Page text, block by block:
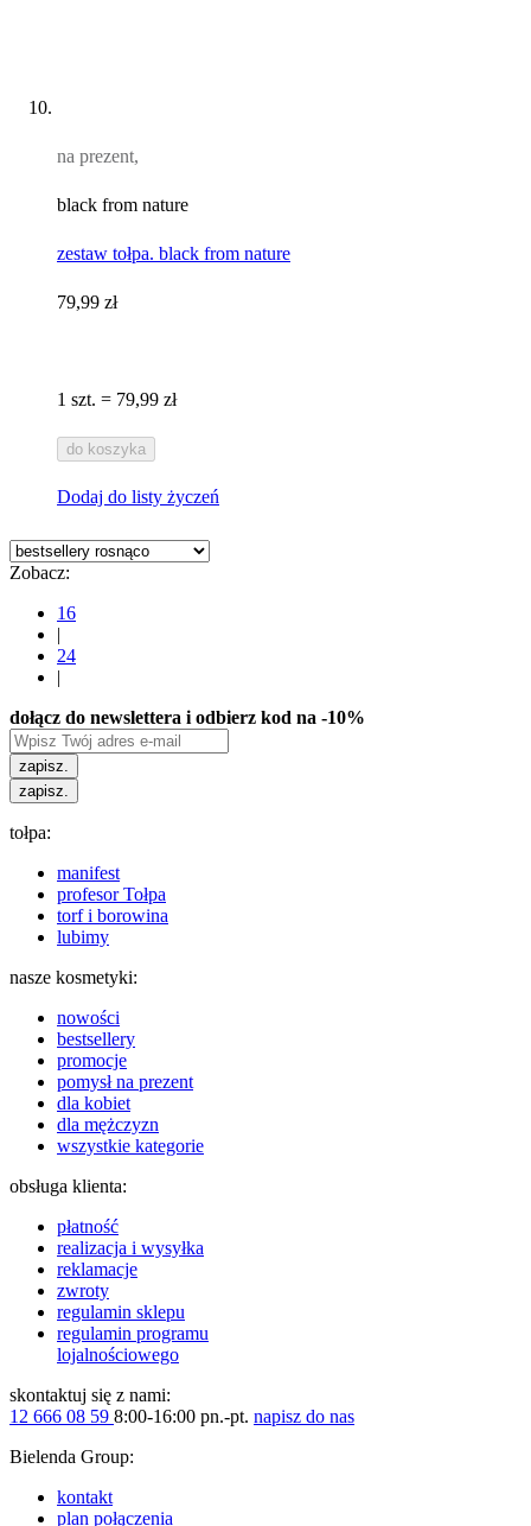
na prezent,
black from nature
zestaw tołpa. black from nature
79,99 zł
1 szt. = 79,99 zł
do koszyka
Dodaj do listy życzeń
Zobacz:
16
|
24
|
dołącz do newslettera i odbierz kod na -10%
zapisz.
zapisz.
tołpa:
manifest
profesor Tołpa
torf i borowina
lubimy
nasze kosmetyki:
nowości
bestsellery
promocje
pomysł na prezent
dla kobiet
dla mężczyzn
wszystkie kategorie
obsługa klienta:
płatność
realizacja i wysyłka
reklamacje
zwroty
regulamin sklepu
regulamin programu
lojalnościowego
skontaktuj się z nami:
12 666 08 59 8:00-16:00 pn.-pt. napisz do nas
Bielenda Group:
kontakt
plan połączenia